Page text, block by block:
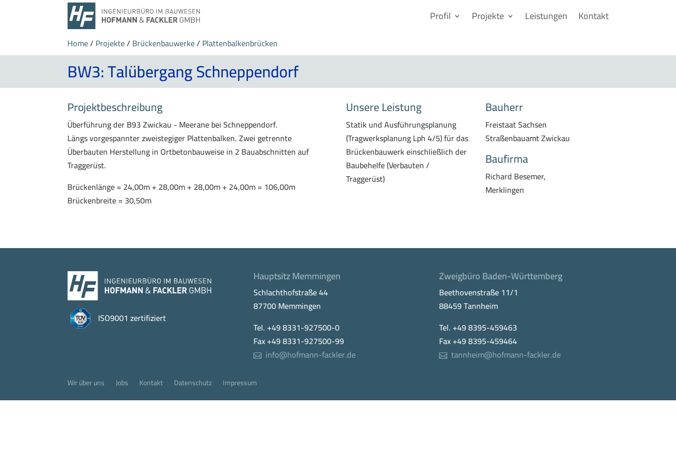
Profil Projekte Leistungen Kontakt
Home/ Projekte/ Brückenbauwerke/ Plattenbalkenbrücken
BW3: Talübergang Schneppendorf
Projektbeschreibung
Überführung der B93 Zwickau - Meerane bei Schneppendorf.
Längs vorgespannter zweistegiger Plattenbalken. Zwei getrennte
Überbauten Herstellung in Ortbetonbauweise in 2 Bauabschnitten auf
Traggerüst.
Brückenlänge = 24,00m + 28,00m + 28,00m + 24,00m = 106,00m
Brückenbreite = 30,50m
Unsere Leistung
Statik und Ausführungsplanung
(Tragwerksplanung Lph 4/5) für das
Brückenbauwerk einschließlich der
Baubehelfe (Verbauten /
Traggerüst)
Bauherr
Freistaat Sachsen
Straßenbauamt Zwickau
Baufirma
Richard Besemer,
Merklingen
ISO9001 zertifiziert
Hauptsitz Memmingen
Schlachthofstraße 44
87700 Memmingen
Tel. +49 8331-927500-0
Fax +49 8331-927500-99
info@hofmann-fackler.de
Zweigbüro Baden-Württemberg
Beethovenstraße 11/1
88459 Tannheim
Tel. +49 8395-459463
Fax +49 8395-459464
tannheim@hofmann-fackler.de
Wir über uns Jobs Kontakt Datenschutz Impressum